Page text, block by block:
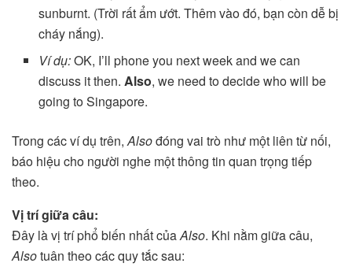
sunburnt. (Trời rất ẩm ướt. Thêm vào đó, bạn còn dễ bị
cháy nắng).
Ví dụ:OK, I’ll phone you next week and we can
discuss it then.Also, we need to decide who will be
going to Singapore.
Trong các ví dụ trên,Alsođóng vai trò như một liên từ nối,
báo hiệu cho người nghe một thông tin quan trọng tiếp
theo.
Vị trí giữa câu:
Đây là vị trí phổ biến nhất củaAlso. Khi nằm giữa câu,
Alsotuân theo các quy tắc sau: